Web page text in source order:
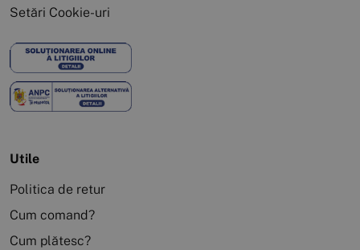
Setări Cookie-uri
Utile
Politica de retur
Cum comand?
Cum plătesc?